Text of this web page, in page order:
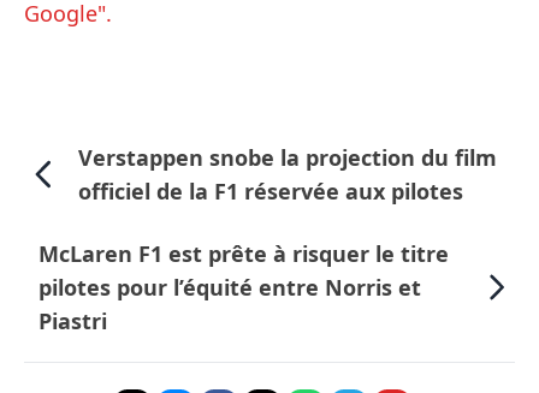
Google".
Verstappen snobe la projection du film
officiel de la F1 réservée aux pilotes
McLaren F1 est prête à risquer le titre
pilotes pour l’équité entre Norris et
Piastri